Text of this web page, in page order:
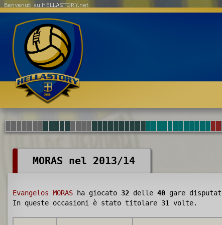
Benvenuti su HELLASTORY.net
MORAS nel 2013/14
Evangelos MORAS ha giocato 32 delle 40 gare
In queste occasioni è stato titolare 31 volte.